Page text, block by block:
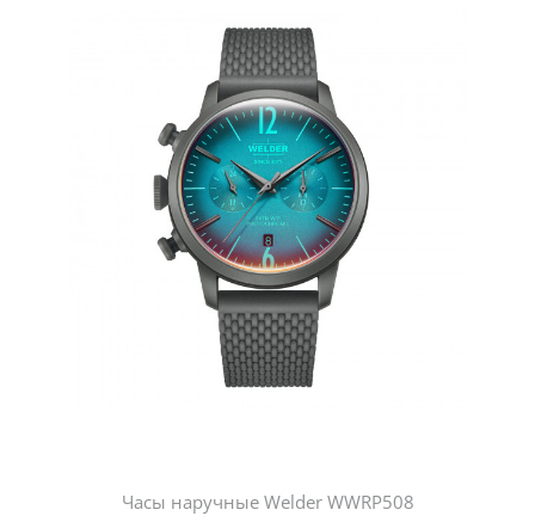
Часы наручные Welder WWRP508